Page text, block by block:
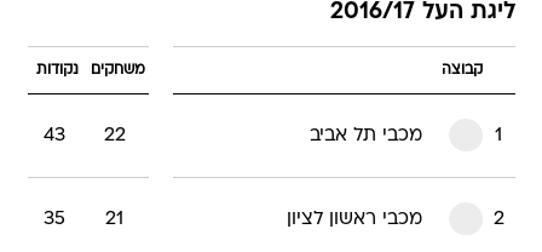
ליגת העל 2016/17
קבוצה משחקים נקודות
1 מכבי תל אביב 22
43
2 מכבי ראשון לציון 21
35